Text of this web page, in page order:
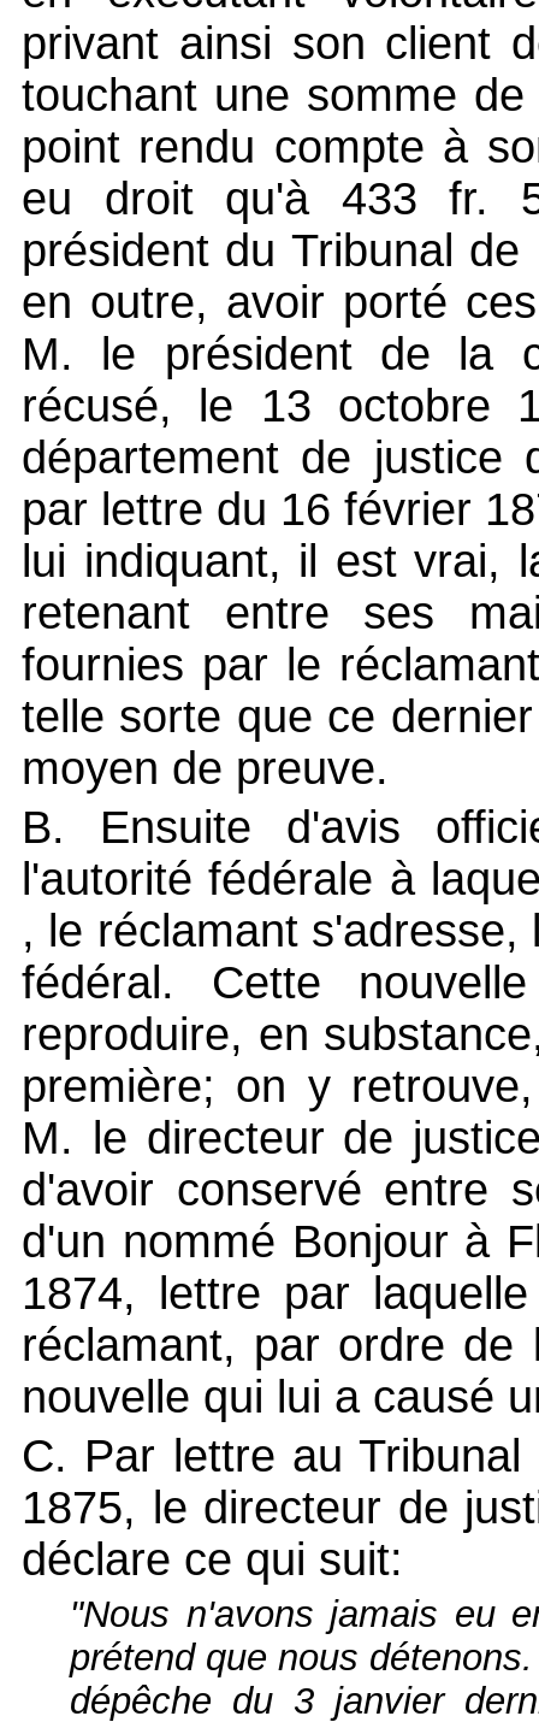
privant ainsi son client
touchant une somme
point rendu compte à
eu droit qu'à 433 fr.
président du Tribunal
en outre, avoir porté
M. le président de la
récusé, le 13 octobre
département de justice
par lettre du 16 février
lui indiquant, il est vrai,
retenant entre ses
fournies par le
telle sorte que ce
moyen de preuve.
B. Ensuite d'avis
l'autorité fédérale à
, le réclamant
fédéral. Cette
reproduire, en
première; on y
M. le directeur de
d'avoir conservé entre
d'un nommé Bonjour à
1874, lettre par
réclamant, par ordre de
nouvelle qui lui a causé
C. Par lettre au
1875, le directeur de
déclare ce qui suit:
"Nous n'avons jamais eu
prétend que nous
dépêche du 3 janvier